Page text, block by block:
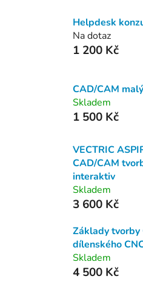
Helpdesk
Na dotaz
1 200 Kč
CAD/CAM
Skladem
1 500 Kč
VECTRIC
CAD/CAM
interaktiv
Skladem
3 600 Kč
Základy tvorby
dílenského
Skladem
4 500 Kč